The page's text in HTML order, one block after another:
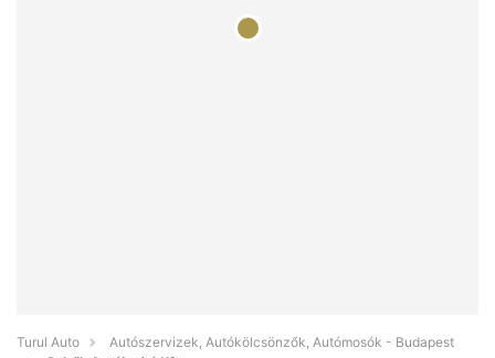
Turul Auto
Autószervizek, Autókölcsönzők, Autómosók - Budapest